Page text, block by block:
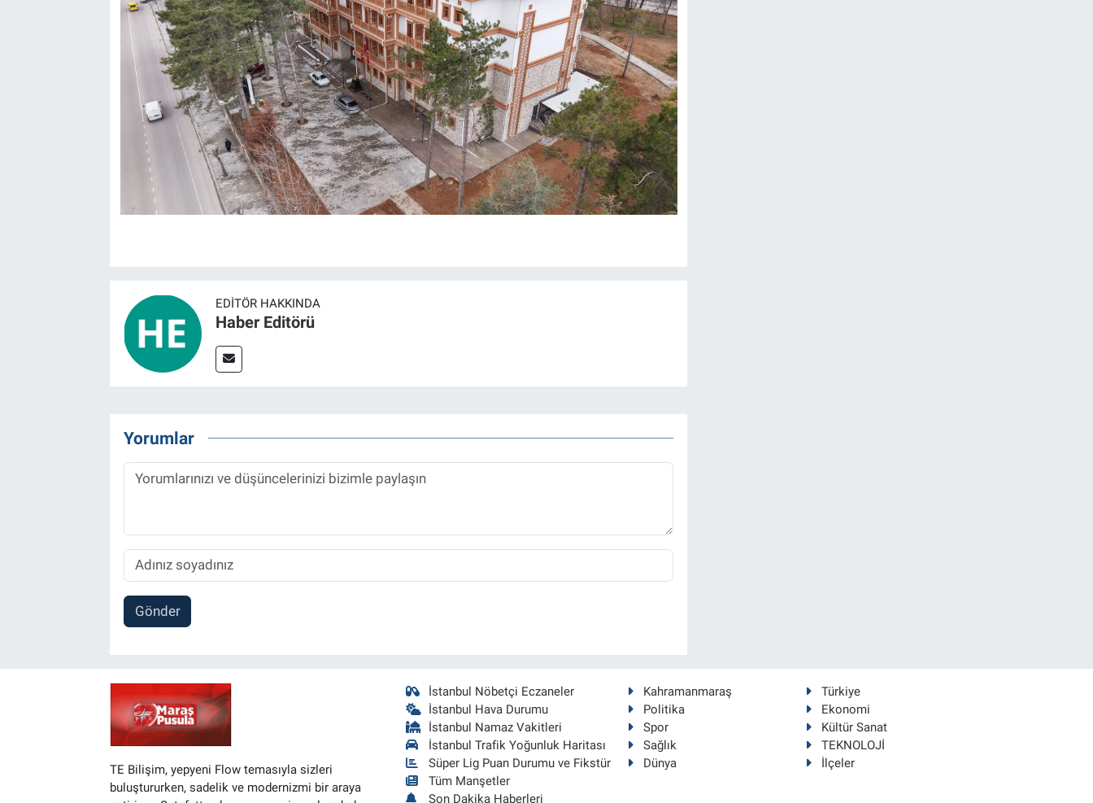
EDITÖR HAKKINDA
Haber Editörü
Yorumlar
Gönder
TE Bilişim, yepyeni Flow temasıyla sizleri
buluştururken, sadelik ve modernizmi bir araya
İstanbul Nöbetçi Eczaneler
İstanbul Hava Durumu
İstanbul Namaz Vakitleri
İstanbul Trafik Yoğunluk Haritası
Süper Lig Puan Durumu ve Fikstür
Tüm Manşetler
Son Dakika Haberleri
Kahramanmaraş
Türkiye
Politika
Ekonomi
Spor
Kültür Sanat
Sağlık
TEKNOLOJİ
Dünya
İlçeler